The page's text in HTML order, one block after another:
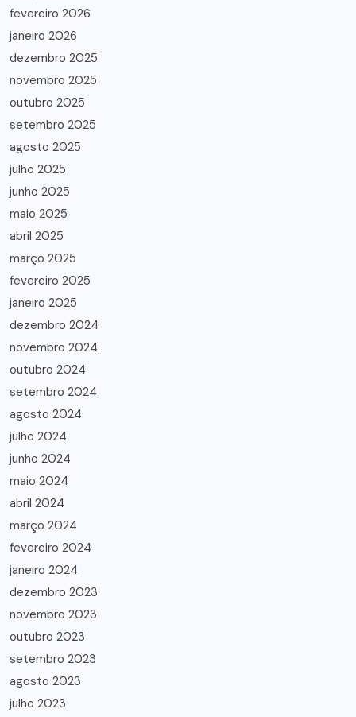
fevereiro 2026
janeiro 2026
dezembro 2025
novembro 2025
outubro 2025
setembro 2025
agosto 2025
julho 2025
junho 2025
maio 2025
abril 2025
março 2025
fevereiro 2025
janeiro 2025
dezembro 2024
novembro 2024
outubro 2024
setembro 2024
agosto 2024
julho 2024
junho 2024
maio 2024
abril 2024
março 2024
fevereiro 2024
janeiro 2024
dezembro 2023
novembro 2023
outubro 2023
setembro 2023
agosto 2023
julho 2023